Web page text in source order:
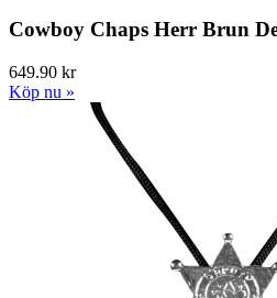
Cowboy Chaps Herr Brun
649.90 kr
Köp nu »